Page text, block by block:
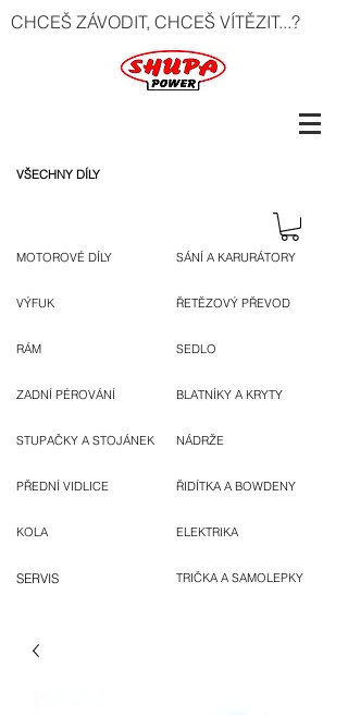
CHCEŠ ZÁVODIT, CHCEŠ VÍTĚZIT...?
VŠECHNY DÍLY
MOTOROVÉ DÍLY
VÝFUK
RÁM
ZADNÍ PÉROVÁNÍ
STUPAČKY A STOJÁNEK
PŘEDNÍ VIDLICE
KOLA
SERVIS
SÁNÍ A KARURÁTORY
ŘETĚZOVÝ PŘEVOD
SEDLO
BLATNÍKY A KRYTY
NÁDRŽE
ŘIDÍTKA A BOWDENY
ELEKTRIKA
TRIČKA A SAMOLEPKY